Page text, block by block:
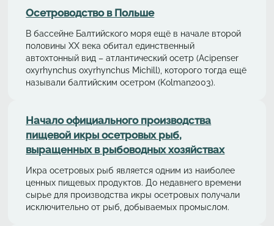
Осетрoводствo в Польше
В бассейне Балтийского моря ещё в начале второй
половины ХХ века обитал единственный
автохтонный вид – aтлaнтичеcкий осетр (Acipenser
oxyrhynchus oxyrhynchus Michill), которого тогда ещё
называли балтийским осетром (Kolman2003).
Начало официального производства
пищевой икры осетровых рыб,
выращенных в рыбоводных хозяйствах
Икра осетровых рыб является одним из наиболее
ценных пищевых продуктов. До недавнего времени
сырье для производства икры осетровых получали
исключительно от рыб, добываемых промыслом.